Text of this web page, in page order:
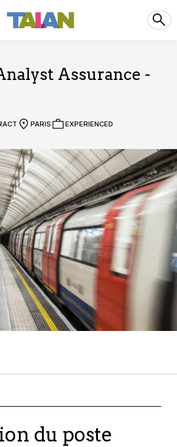
Assurance -
PARIS EXPERIENCED
du poste